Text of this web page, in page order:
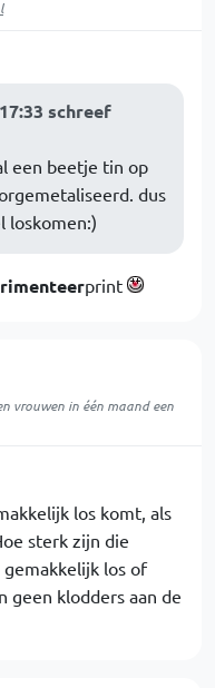
schreef
een beetje tin op
dus
loskomen:)
print
vrouwen in één maand een
los komt, als
sterk zijn die
los of
geen klodders aan de